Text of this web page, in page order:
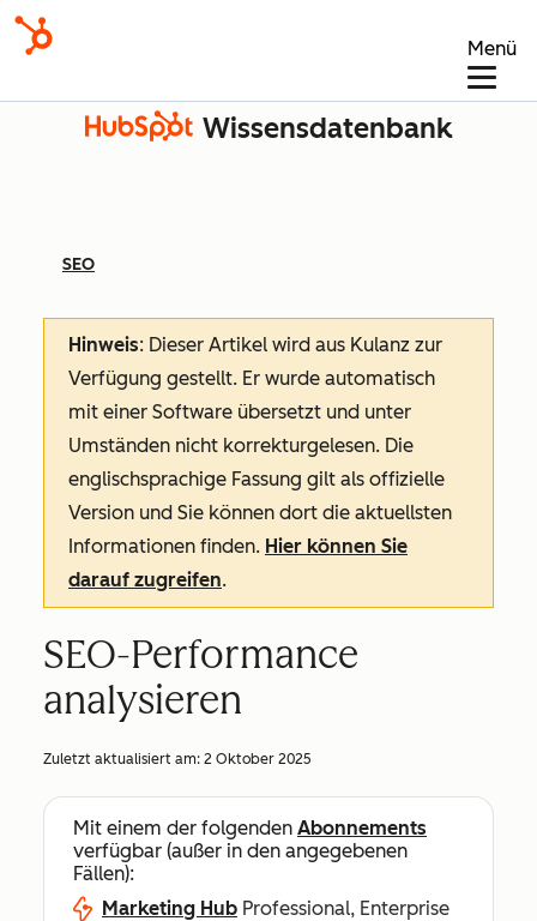
Menü
Wissensdatenbank
SEO
Hinweis: Dieser Artikel wird aus Kulanz zur
Verfügung gestellt. Er wurde automatisch
mit einer Software übersetzt und unter
Umständen nicht korrekturgelesen. Die
englischsprachige Fassung gilt als offizielle
Version und Sie können dort die aktuellsten
Informationen finden. Hier können Sie
darauf zugreifen.
SEO-Performance
analysieren
Zuletzt aktualisiert am: 2 Oktober 2025
Mit einem der folgenden Abonnements
verfügbar (außer in den angegebenen
Fällen):
Marketing Hub Professional, Enterprise